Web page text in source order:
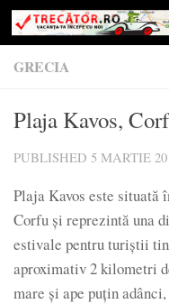
Skip to content
GRECIA
Plaja Kavos,
PUBLISHED 5 MARTIE
Plaja Kavos este situată
Corfu și reprezintă una
estivale pentru turiștii
aproximativ 2 kilometri
mare și ape puțin